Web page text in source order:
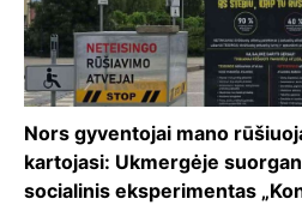
Nors gyventojai mano
kartojasi: Ukmergėje
socialinis eksperimentas